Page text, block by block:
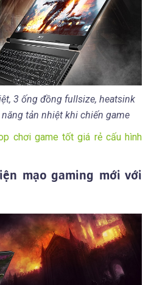
3 ống đồng fullsize, heatsink
tản nhiệt khi chiến game
chơi game tốt giá rẻ cấu hình
mạo gaming mới với